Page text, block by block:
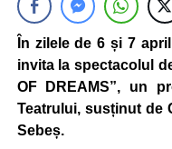
În zilele de 6 și 7
invita la spectacolul
OF DREAMS”, un
Teatrului, susținut de
Sebeș.